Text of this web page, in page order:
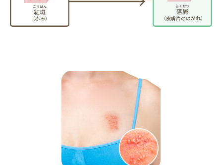
（赤み）
紅斑
こうはん
（皮膚片のはがれ）
落屑
らくせつ